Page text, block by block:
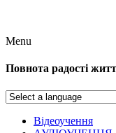
Menu
Повнота радості
Відеоучення